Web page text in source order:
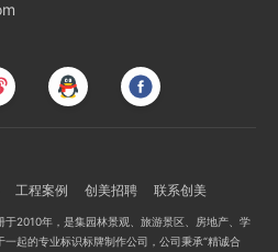
工程案例 创美招聘 联系创美
2010年，是集园林景观、旅游景区、房地产、学
起的专业标识标牌制作公司，公司秉承“精诚合